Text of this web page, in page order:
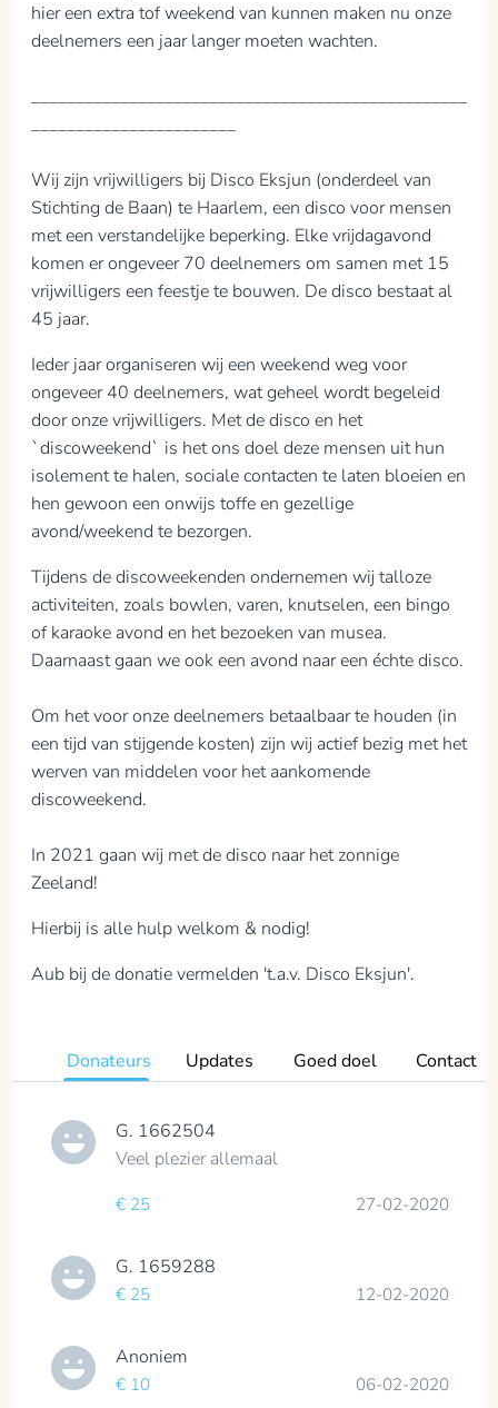
hier een extra tof weekend van kunnen maken nu onze
deelnemers een jaar langer moeten wachten.
_________________________________________________
_______________________
Wij zijn vrijwilligers bij Disco Eksjun (onderdeel van
Stichting de Baan) te Haarlem, een disco voor mensen
met een verstandelijke beperking. Elke vrijdagavond
komen er ongeveer 70 deelnemers om samen met 15
vrijwilligers een feestje te bouwen. De disco bestaat al
45 jaar.
Ieder jaar organiseren wij een weekend weg voor
ongeveer 40 deelnemers, wat geheel wordt begeleid
door onze vrijwilligers. Met de disco en het
`discoweekend` is het ons doel deze mensen uit hun
isolement te halen, sociale contacten te laten bloeien en
hen gewoon een onwijs toffe en gezellige
avond/weekend te bezorgen.
Tijdens de discoweekenden ondernemen wij talloze
activiteiten, zoals bowlen, varen, knutselen, een bingo
of karaoke avond en het bezoeken van musea.
Daarnaast gaan we ook een avond naar een échte disco.
Om het voor onze deelnemers betaalbaar te houden (in
een tijd van stijgende kosten) zijn wij actief bezig met het
werven van middelen voor het aankomende
discoweekend.
In 2021 gaan wij met de disco naar het zonnige
Zeeland!
Hierbij is alle hulp welkom & nodig!
Aub bij de donatie vermelden 't.a.v. Disco Eksjun'.
Donateurs Updates Goed doel Contact
G. 1662504
Veel plezier allemaal
€ 25 27-02-2020
G. 1659288
€ 25 12-02-2020
Anoniem
€ 10 06-02-2020